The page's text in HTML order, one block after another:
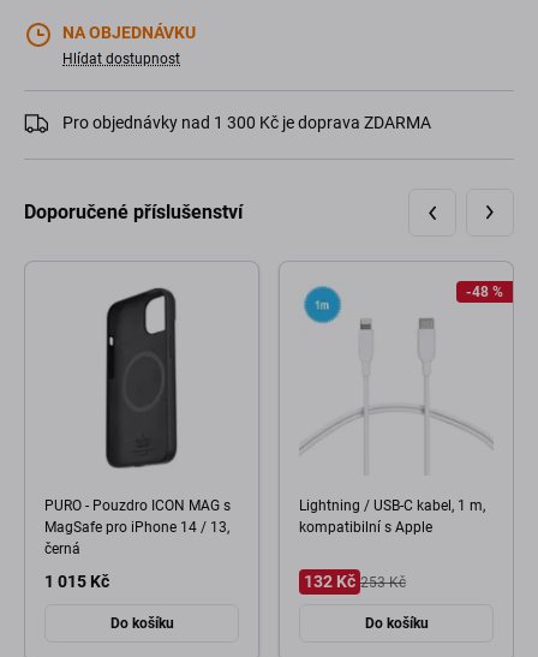
NA OBJEDNÁVKU
Hlídat dostupnost
Pro objednávky nad 1 300 Kč je doprava ZDARMA
Doporučené příslušenství
PURO - Pouzdro ICON MAG s
MagSafe pro iPhone 14 / 13,
černá
1 015 Kč
Do košíku
-48 %
Lightning / USB-C kabel, 1 m,
kompatibilní s Apple
132 Kč 253 Kč
Do košíku